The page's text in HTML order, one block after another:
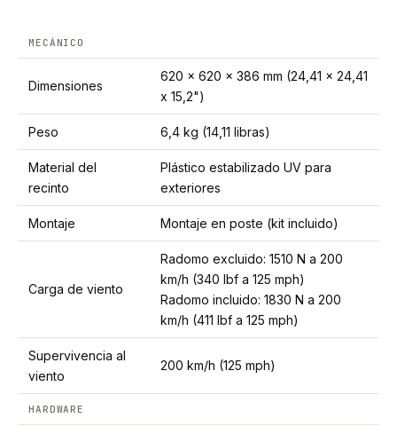
MECÁNICO
Dimensiones
620 x 620 x 386 mm (24,41 x 24,41
x 15,2")
Peso 6,4 kg (14,11 libras)
Material del
recinto
Plástico estabilizado UV para
exteriores
Montaje Montaje en poste (kit incluido)
Carga de viento
Radomo excluido: 1510 N a 200
km/h (340 lbf a 125 mph)
Radomo incluido: 1830 N a 200
km/h (411 lbf a 125 mph)
Supervivencia al
viento
200 km/h (125 mph)
HARDWARE